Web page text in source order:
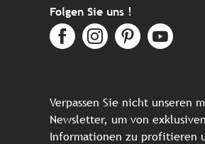
Folgen Sie uns !
Verpassen Sie nicht unseren
Newsletter, um von exklusiven
Informationen zu profitieren